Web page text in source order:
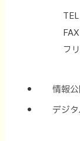
TEL
FAX
フ
情報
デジ